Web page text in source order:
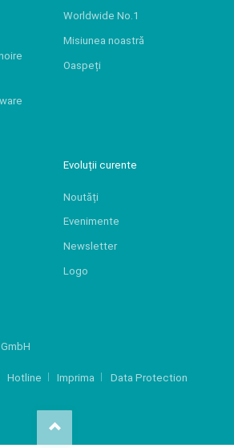
Worldwide No.1
Misiunea noastră
Oaspeți
Evoluții curente
Noutăți
Evenimente
Newsletter
Logo
Hotline Imprima Data Protection